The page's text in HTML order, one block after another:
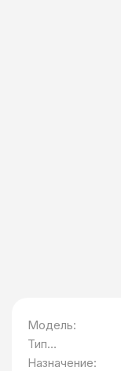
Модель:
Тип
оборудования:
Назначение: